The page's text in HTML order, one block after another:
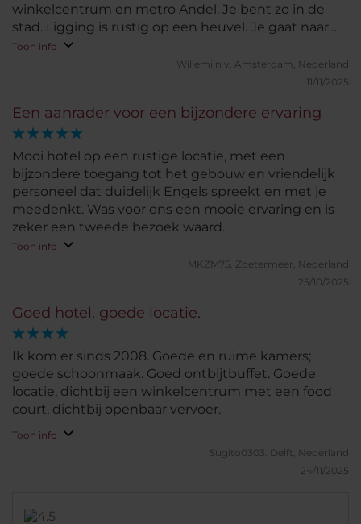
winkelcentrum en metro Andel. Je bent zo in de
stad. Ligging is rustig op een heuvel. Je gaat naar
boven met een speciale lift. Dit is ons tweede
bezoek en komen waarschijnlijk nog eens terug!
Toon info
Willemijn v. Amsterdam, Nederland
11/11/2025
Een aanrader voor een bijzondere ervaring
Mooi hotel op een rustige locatie, met een
bijzondere toegang tot het gebouw en vriendelijk
personeel dat duidelijk Engels spreekt en met je
meedenkt. Was voor ons een mooie ervaring en is
zeker een tweede bezoek waard.
Toon info
MKZM75. Zoetermeer, Nederland
25/10/2025
Goed hotel, goede locatie.
Ik kom er sinds 2008. Goede en ruime kamers;
goede schoonmaak. Goed ontbijtbuffet. Goede
locatie, dichtbij een winkelcentrum met een food
court, dichtbij openbaar vervoer.
Toon info
Sugito0303.
Delft, Nederland
24/11/2025